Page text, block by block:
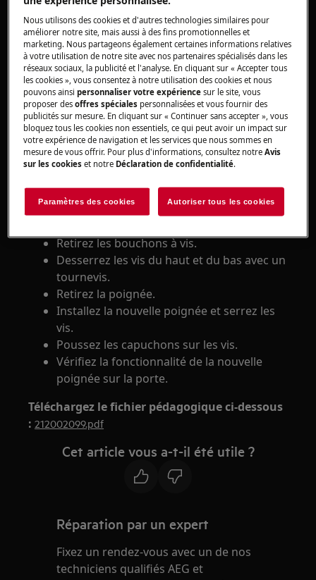
personnes pour le déplacer.
Utilisez toujours des gants de sécurité et des
chaussures fermées.
Veuillez noter que l'auto-réparation ou la réparation
non professionnelle peut avoir des conséquences sur
la sécurité si elle n'est pas effectuée correctement.
Si vous souhaitez remplacer des pièces vous-
rechange, des accessoires et des produits
d'entretien dans notre boutique en ligne.
Retirez les bouchons à vis.
Desserrez les vis du haut et du bas avec un
tournevis.
Retirez la poignée.
Installez la nouvelle poignée et serrez les
vis.
Poussez les capuchons sur les vis.
Vérifiez la fonctionnalité de la nouvelle
poignée sur la porte.
Téléchargez le fichier pédagogique ci-dessous
:212002099.pdf
Cet article vous a-t-il été utile ?
Réparation par un expert
Fixez un rendez-vous avec un de nos
techniciens qualifiés AEG et
Nous utilisons des cookies et d'autres technologies similaires pour
améliorer notre site, mais aussi à des fins promotionnelles et
marketing. Nous partageons également certaines informations relatives
à votre utilisation de notre site avec nos partenaires spécialisés dans les
réseaux sociaux, la publicité et l'analyse. En cliquant sur « Accepter tous
les cookies », vous consentez à notre utilisation des cookies et nous
pouvons ainsipersonnaliser votre expériencesur le site, vous
proposer desoffres spéciales personnalisées et vous fournir des
publicités sur mesure. En cliquant sur « Continuer sans accepter », vous
bloquez tous les cookies non essentiels, ce qui peut avoir un impact sur
votre expérience de navigation et les services que nous sommes en
mesure de vous offrir. Pour plus d'informations, consultez notreAvis
sur les cookies et notre Déclaration de confidentialité.
Paramètres des cookies Autoriser tous les cookies